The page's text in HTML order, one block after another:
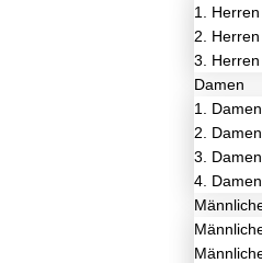
1. Herren
2. Herren
3. Herren
Damen
1. Damen
2. Damen
3. Damen
4. Damen